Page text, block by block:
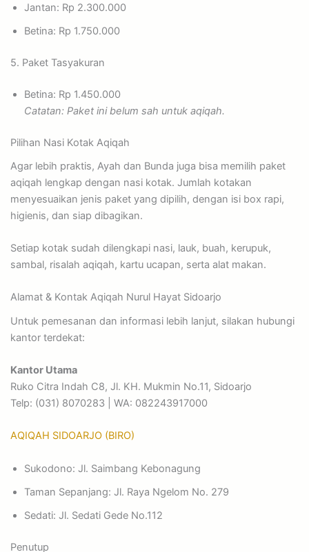
Jantan: Rp 2.300.000
Betina: Rp 1.750.000
5. Paket Tasyakuran
Betina: Rp 1.450.000
Catatan: Paket ini belum sah untuk aqiqah.
Pilihan Nasi Kotak Aqiqah
Agar lebih praktis, Ayah dan Bunda juga bisa memilih paket
aqiqah lengkap dengan nasi kotak. Jumlah kotakan
menyesuaikan jenis paket yang dipilih, dengan isi box rapi,
higienis, dan siap dibagikan.
Setiap kotak sudah dilengkapi nasi, lauk, buah, kerupuk,
sambal, risalah aqiqah, kartu ucapan, serta alat makan.
Alamat & Kontak Aqiqah Nurul Hayat Sidoarjo
Untuk pemesanan dan informasi lebih lanjut, silakan hubungi
kantor terdekat:
Kantor Utama
Ruko Citra Indah C8, Jl. KH. Mukmin No.11, Sidoarjo
Telp: (031) 8070283 | WA: 082243917000
AQIQAH SIDOARJO (BIRO)
Sukodono: Jl. Saimbang Kebonagung
Taman Sepanjang: Jl. Raya Ngelom No. 279
Sedati: Jl. Sedati Gede No.112
Penutup